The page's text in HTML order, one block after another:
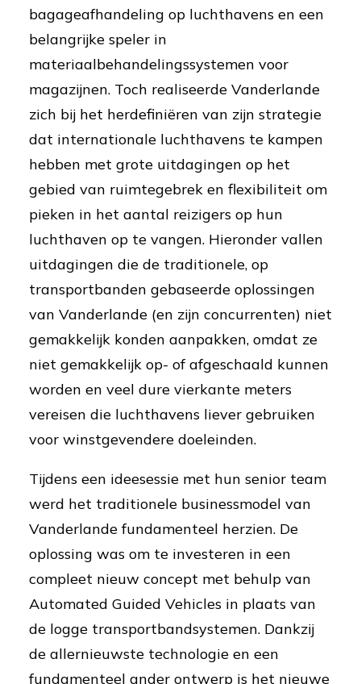
bagageafhandeling op luchthavens en een
belangrijke speler in
materiaalbehandelingssystemen voor
magazijnen. Toch realiseerde Vanderlande
zich bij het herdefiniëren van zijn strategie
dat internationale luchthavens te kampen
hebben met grote uitdagingen op het
gebied van ruimtegebrek en flexibiliteit om
pieken in het aantal reizigers op hun
luchthaven op te vangen. Hieronder vallen
uitdagingen die de traditionele, op
transportbanden gebaseerde oplossingen
van Vanderlande (en zijn concurrenten) niet
gemakkelijk konden aanpakken, omdat ze
niet gemakkelijk op- of afgeschaald kunnen
worden en veel dure vierkante meters
vereisen die luchthavens liever gebruiken
voor winstgevendere doeleinden.
Tijdens een ideesessie met hun senior team
werd het traditionele businessmodel van
Vanderlande fundamenteel herzien. De
oplossing was om te investeren in een
compleet nieuw concept met behulp van
Automated Guided Vehicles in plaats van
de logge transportbandsystemen. Dankzij
de allernieuwste technologie en een
fundamenteel ander ontwerp is het nieuwe